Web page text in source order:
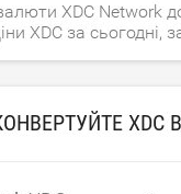
XDC Network
XDC за сьогодні,
XDC В